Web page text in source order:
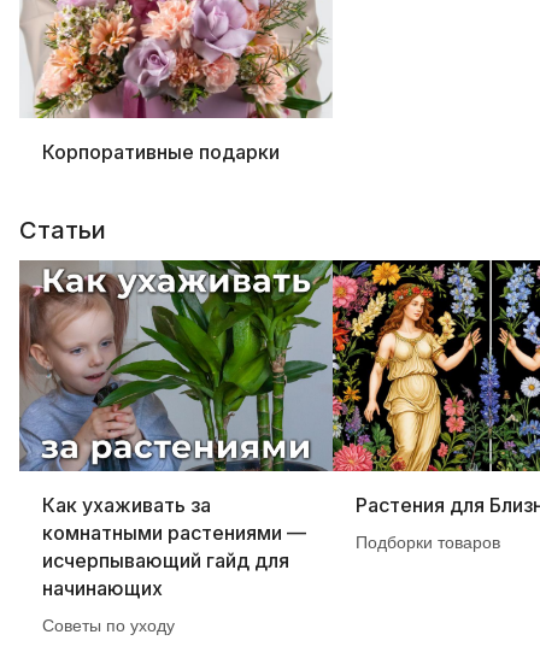
Корпоративные подарки
Статьи
Как ухаживать за
комнатными растениями —
исчерпывающий гайд для
начинающих
Советы по уходу
Растения для
Подборки товаров